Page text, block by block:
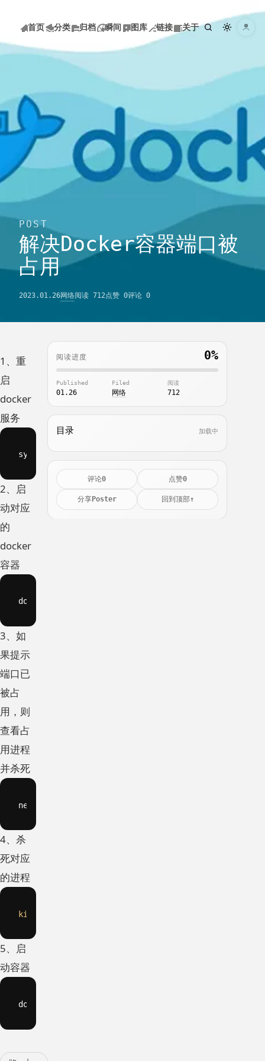
巷陌雨馀风
首页 分类 归档 瞬间 图库 链接 关于
巷陌雨馀风
分类
归档
图库
链接
关于
快捷操作
登录 深色模式
POST
解决Docker容器端口被
占用
2023.01.26网络阅读 712 点赞 0评论 0
1、重
启
docker
服务
systemctl restart docker
2、启
动对应
的
docker
容器
docker start XXX
3、如
果提示
端口已
被占
用，则
查看占
用进程
并杀死
netstat -ntulp |
4、杀
死对应
的进程
kill
5、启
动容器
docker start XXX
阅读进度 0%
Published
01.26
Filed
网络
阅读
712
目录 加载中
评论0 点赞0
分享Poster 回到顶部↑